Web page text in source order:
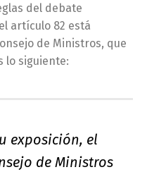
del debate
artículo 82 está
de Ministros, que
lo siguiente:
exposición, el
de Ministros